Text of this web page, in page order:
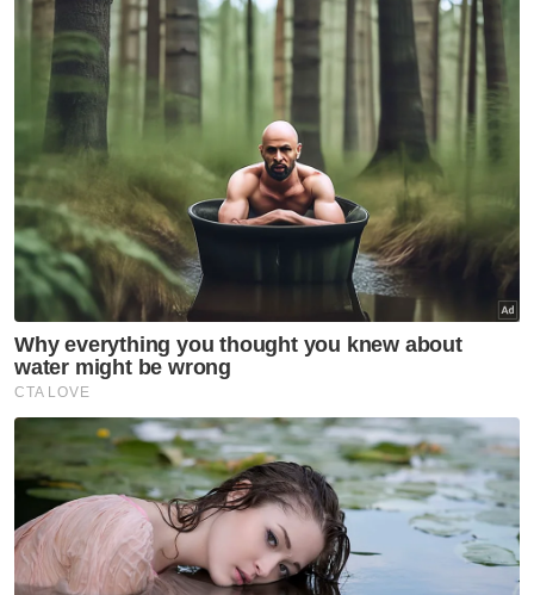
“Kalau lampu jalan dipasang dan ada
penghadang, bukan saja boleh elak
kemalangan, tapi juga hilangkan cerita-cerita
mistik ini,” ujarnya.
Muat turun aplikasi Sinar Harian.Klik di sini!
Kemalangan
Sungai Korok
Artikel Disyorkan